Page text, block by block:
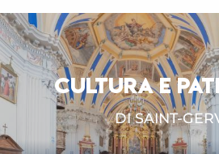
CULTURA E
DI SAINT-